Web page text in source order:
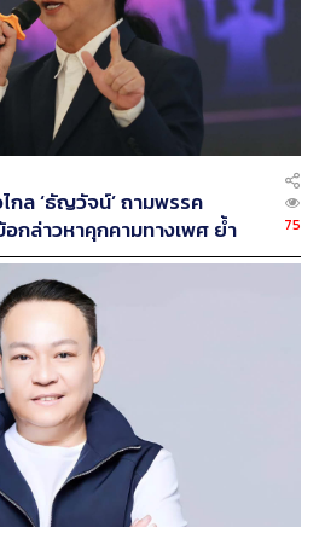
ล ‘ธัญวัจน์’ ถามพรรค
กล่าวหาคุกคามทางเพศ ย้ำ
ฐานเดียวกัน
75